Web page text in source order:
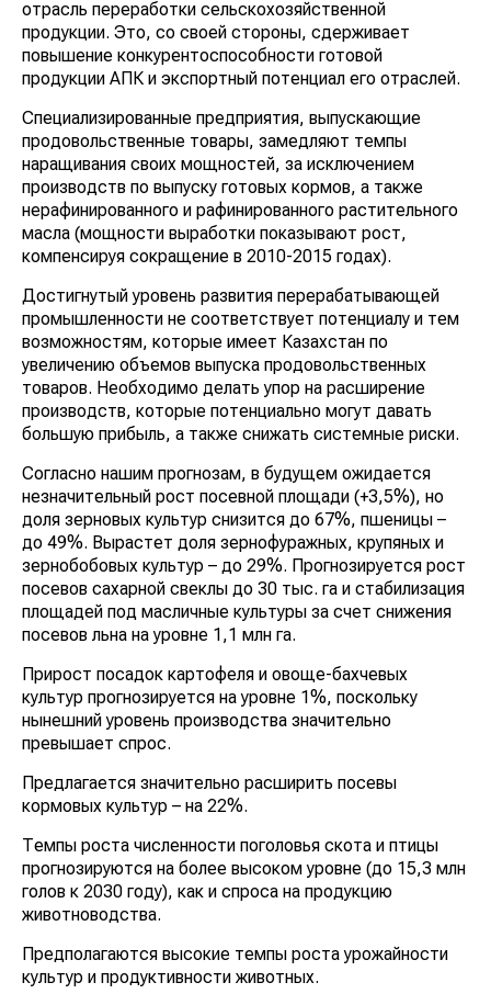
отрасль переработки сельскохозяйственной
продукции. Это, со своей стороны, сдерживает
повышение конкурентоспособности готовой
продукции АПК и экспортный потенциал его отраслей.
Специализированные предприятия, выпускающие
продовольственные товары, замедляют темпы
наращивания своих мощностей, за исключением
производств по выпуску готовых кормов, а также
нерафинированного и рафинированного растительного
масла (мощности выработки показывают рост,
компенсируя сокращение в 2010-2015 годах).
Достигнутый уровень развития перерабатывающей
промышленности не соответствует потенциалу и тем
возможностям, которые имеет Казахстан по
увеличению объемов выпуска продовольственных
товаров. Необходимо делать упор на расширение
производств, которые потенциально могут давать
большую прибыль, а также снижать системные риски.
Согласно нашим прогнозам, в будущем ожидается
незначительный рост посевной площади (+3,5%), но
доля зерновых культур снизится до 67%, пшеницы –
до 49%. Вырастет доля зернофуражных, крупяных и
зернобобовых культур – до 29%. Прогнозируется рост
посевов сахарной свеклы до 30 тыс. га и стабилизация
площадей под масличные культуры за счет снижения
посевов льна на уровне 1,1 млн га.
Прирост посадок картофеля и овоще-бахчевых
культур прогнозируется на уровне 1%, поскольку
нынешний уровень производства значительно
превышает спрос.
Предлагается значительно расширить посевы
кормовых культур – на 22%.
Темпы роста численности поголовья скота и птицы
прогнозируются на более высоком уровне (до 15,3 млн
голов к 2030 году), как и спроса на продукцию
животноводства.
Предполагаются высокие темпы роста урожайности
культур и продуктивности животных.